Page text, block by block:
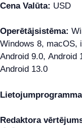
Cena Valūta: USD
Operētājsistēma:
Windows 8, macOS,
Android 9.0, Android
Android 13.0
Redaktora